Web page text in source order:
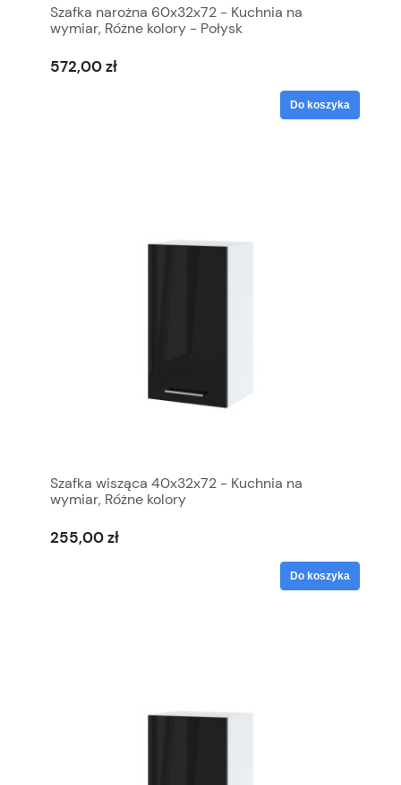
Szafka narożna 60x32x72 - Kuchnia na
wymiar, Różne kolory - Połysk
572,00 zł
Do koszyka
Szafka wisząca 40x32x72 - Kuchnia na
wymiar, Różne kolory
255,00 zł
Do koszyka